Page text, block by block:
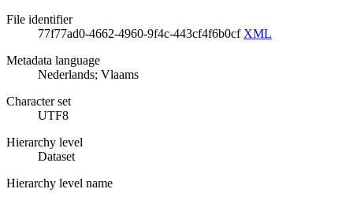
File identifier
77f77ad0-4662-4960-9f4c-443cf4f6b0cf XML
Metadata language
Nederlands; Vlaams
Character set
UTF8
Hierarchy level
Dataset
Hierarchy level name